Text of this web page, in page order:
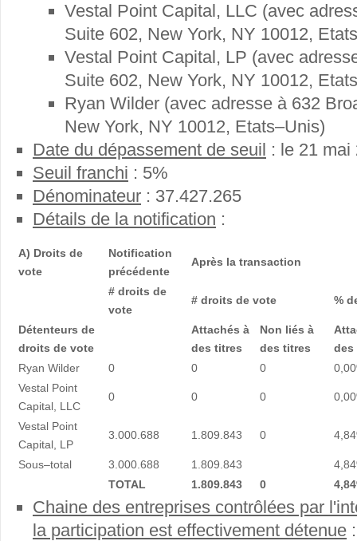
Vestal Point Capital, LLC (avec
Suite 602, New York, NY 10012,
Vestal Point Capital, LP (avec
Suite 602, New York, NY 10012,
Ryan Wilder (avec adresse à 632
New York, NY 10012, Etats–Unis)
Date du dépassement de seuil : le 21 mai
Seuil franchi : 5%
Dénominateur : 37.427.265
Détails de la notification :
A) Droits de
vote
Notification
précédente
Après la transaction
# droits de
vote
# droits de vote %
Détenteurs de
droits de vote
Attachés à
des titres
Non liés à
des titres
des
Ryan Wilder
0 0 0
Vestal Point
Capital, LLC
0 0 0
Vestal Point
Capital, LP
3.000.688 1.809.843 0
Sous–total 3.000.688 1.809.843
TOTAL
1.809.843 0
Chaine des entreprises contrôlées par
la participation est effectivement détenue